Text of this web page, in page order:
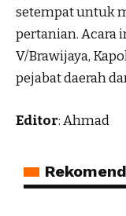
setempat untuk
pertanian. Acara
V/Brawijaya,
pejabat daerah
Editor: Ahmad